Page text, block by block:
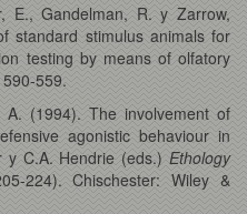
E., Gandelman, R. y Zarrow,
standard stimulus animals for
testing by means of olfatory
590-559.
(1994). The involvement of
agonistic behaviour in
y C.A. Hendrie (eds.) Ethology
224). Chischester: Wiley &